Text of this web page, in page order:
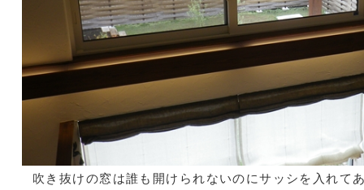
吹き抜けの窓は誰も開けられないのにサッシを入れて